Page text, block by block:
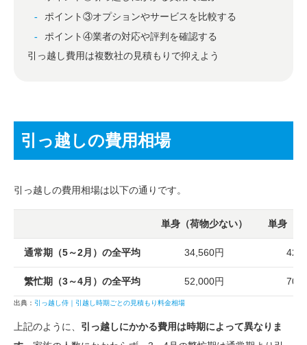
ポイント③オプションやサービスを比較する
ポイント④業者の対応や評判を確認する
引っ越し費用は複数社の見積もりで抑えよう
引っ越しの費用相場
引っ越しの費用相場は以下の通りです。
単身（荷物少ない） 単身（
通常期（5～2月）の全平均 34,560円
繁忙期（3～4月）の全平均 52,000円
出典： 引っ越し侍｜引越し時期ごとの見積もり料金相場
上記のように、 引っ越しにかかる費用は時期によって異なりま